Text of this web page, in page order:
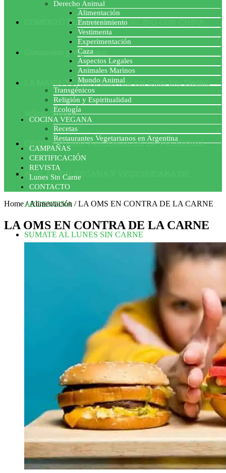
COMENZÓ EL ACUERDO PORCINO CON CHINA
Coronavirus y Veganismo
LA MAFIA TÓXICA: Entrevista con Gilles-Eric Séralini,
biólogo francés
OBSERVATORIO NACIONAL DE LA VEGEFOBIA
POBLACION VEGANA Y VEGETARIANA DE
ARGENTINA
SUMATE AL LUNES SIN CARNE
Derecho Animal
Alimentación
Entretenimiento
Vestimenta
Experimentación
Caza
Aspectos Legales
Animales Marinos
Mundo Animal
Transgénicos
Religión y Espiritualidad
Ecología
COCINA VEGANA
Recetas
Restaurantes Vegetarianos en Argentina
CAMPAÑAS
CERTIFICACIÓN
REVISTA
Lunes Sin Carne
CONTACTO
Home/Alimentación /LA OMS EN CONTRA DE LA CARNE
LA OMS EN CONTRA DE LA CARNE